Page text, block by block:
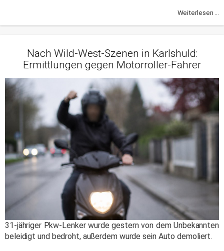
Weiterlesen ...
Nach Wild-West-Szenen in Karlshuld:
Ermittlungen gegen Motorroller-Fahrer
31-jähriger Pkw-Lenker wurde gestern von dem Unbekannten
beleidigt und bedroht, außerdem wurde sein Auto demoliert.